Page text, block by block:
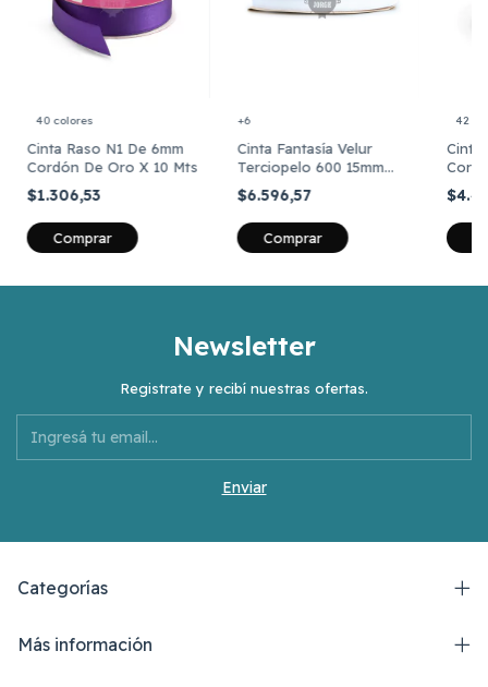
40 colores
Cinta Raso N1 De 6mm
Cordón De Oro X 10 Mts
$1.306,53
Comprar
+6
Cinta Fantasía Velur
Terciopelo 600 15mm
Brooklyn X 10 Mts
$6.596,57
Comprar
42
Cinta
Mts
Newsletter
Registrate y recibí nuestras ofertas.
Categorías
Más información